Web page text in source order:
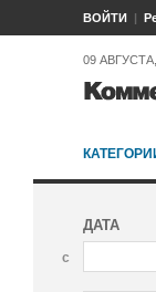
ВОЙТИ
09
ДАТА
с